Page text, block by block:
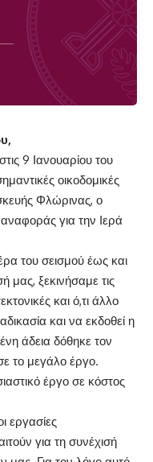
9 Ιανουαρίου του
οικοδομικές
Φλώρινας, ο
για την Ιερά
του σεισμού έως και
ξεκινήσαμε τις
και ό,τι άλλο
και να εκδοθεί η
άδεια δόθηκε τον
το μεγάλο έργο.
έργο σε κόστος
εργασίες
για τη συνέχισή